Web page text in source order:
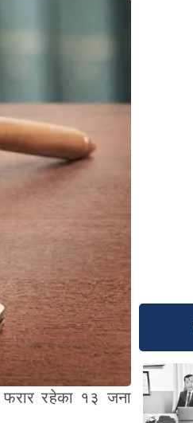
फरार रहेका १३ जना